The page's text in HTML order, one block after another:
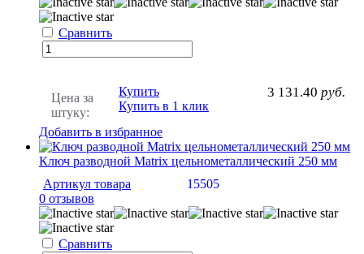
Сравнить
Цена за
штуку:
3 131.40 руб.
Купить
Купить в 1 клик
Добавить в избранное
Ключ разводной Matrix цельнометаллический 250 мм
Артикул товара
15505
0 отзывов
Сравнить